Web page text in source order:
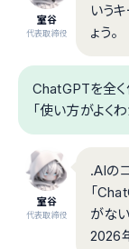
室谷
代表取締役
いう
ょう。
ChatGPTを全く
「使い方がよく
室谷
代表取締役
.AIの
「
がな
2026